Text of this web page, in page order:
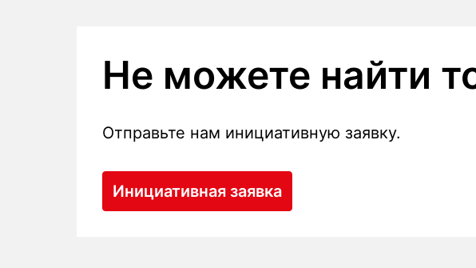
Не можете найти
Отправьте нам инициативную заявку.
Инициативная заявка